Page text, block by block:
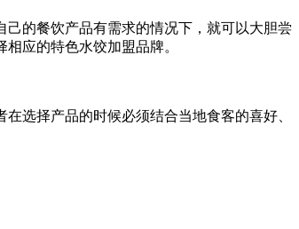
的餐饮产品有需求的情况下，就可以大胆尝
应的特色水饺加盟品牌。
选择产品的时候必须结合当地食客的喜好、